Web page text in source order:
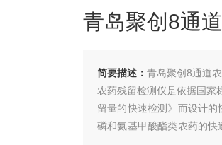
青岛聚创8通
简要描述： 青岛聚创8通道
农药残留检测仪是依据国
留量的快速检测》而设计
磷和氨基甲酸酯类农药的快